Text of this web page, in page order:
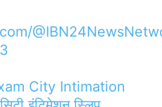
City Intimation